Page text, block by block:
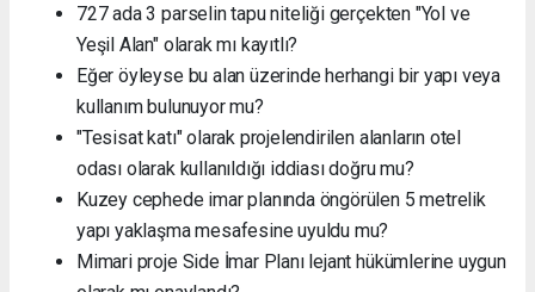
727 ada 3 parselin tapu niteliği gerçekten "Yol ve
Yeşil Alan" olarak mı kayıtlı?
Eğer öyleyse bu alan üzerinde herhangi bir yapı veya
kullanım bulunuyor mu?
"Tesisat katı" olarak projelendirilen alanların otel
odası olarak kullanıldığı iddiası doğru mu?
Kuzey cephede imar planında öngörülen 5 metrelik
yapı yaklaşma mesafesine uyuldu mu?
Mimari proje Side İmar Planı lejant hükümlerine uygun